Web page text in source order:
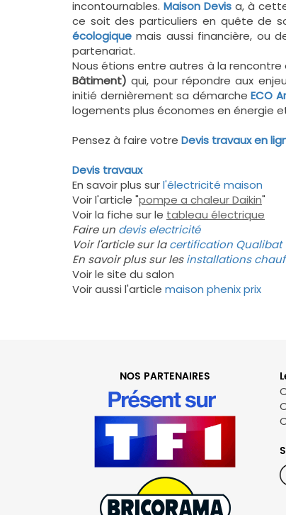
incontournables. Maison Devisa, à cette
ce soit des particuliers en quête de
écologique mais aussi financière, ou
partenariat.
Nous étions entre autres à la
Bâtiment) qui, pour répondre aux
initié dernièrement sa démarche ECO
logements plus économes en énergie
Pensez à faire votre Devis travaux en
Devis travaux
En savoir plus surl'électricité maison
Voir l'article "pompe a chaleur Daikin"
Voir la fiche sur le tableau électrique
Faire un devis electricité
Voir l'article sur lacertification Qualibat
En savoir plus sur lesinstallations
Voir le site du salon
Voir aussi l'article maison phenix prix
NOS PARTENAIRES